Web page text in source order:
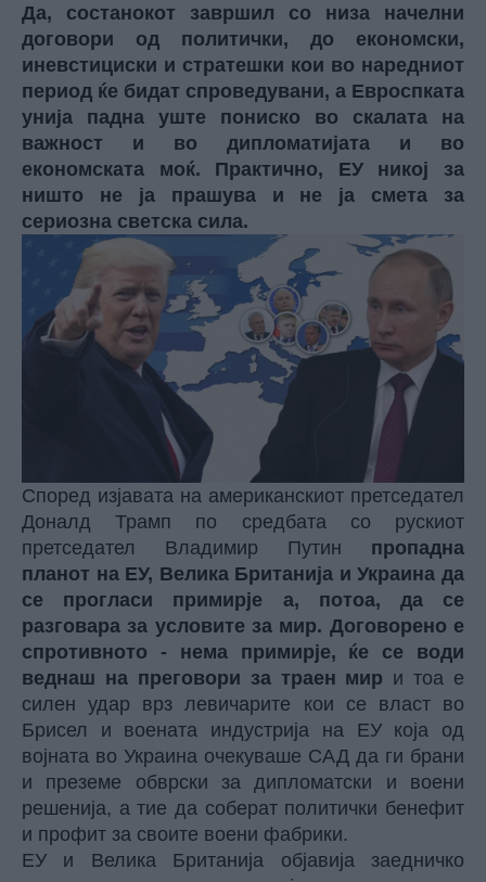
Да, состанокот завршил со низа начелни
договори од политички, до економски,
иневстициски и стратешки кои во наредниот
период ќе бидат спроведувани, а Евроспката
унија падна уште пониско во скалата на
важност и во дипломатијата и во
економската моќ. Практично, ЕУ никој за
ништо не ја прашува и не ја смета за
сериозна светска сила.
Според изјавата на американскиот претседател
Доналд Трамп по средбата со рускиот
претседател Владимир Путин пропадна
планот на ЕУ, Велика Британија и Украина да
се прогласи примирје а, потоа, да се
разговара за условите за мир. Договорено е
спротивното - нема примирје, ќе се води
веднаш на преговори за траен мир и тоа е
силен удар врз левичарите кои се власт во
Брисел и воената индустрија на ЕУ која од
војната во Украина очекуваше САД да ги брани
и преземе обврски за дипломатски и воени
решенија, а тие да соберат политички бенефит
и профит за своите воени фабрики.
ЕУ и Велика Британија објавија заедничко